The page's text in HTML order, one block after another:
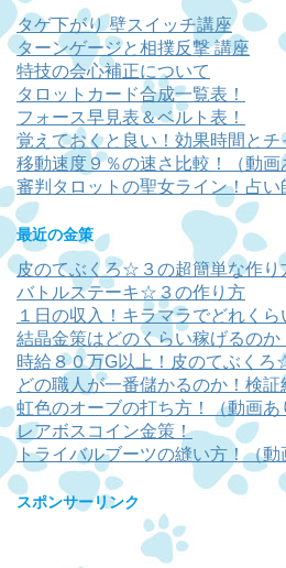
タゲ下がり 壁スイッチ講座
ターンゲージと相撲反撃 講座
特技の会心補正について
タロットカード合成一覧表！
フォース早見表＆ベルト表！
覚えておくと良い！効果時間とチ
移動速度９％の速さ比較！（動画
審判タロットの聖女ライン！占
最近の金策
皮のてぶくろ☆３の超簡単な作り
バトルステーキ☆３の作り方
１日の収入！キラマラでどれくら
結晶金策はどのくらい稼げるのか
時給８０万G以上！皮のてぶく
どの職人が一番儲かるのか！検証
虹色のオーブの打ち方！（動画あ
レアボスコイン金策！
トライバルブーツの縫い方！（動
スポンサーリンク